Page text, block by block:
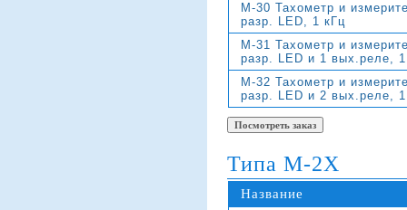
M-30 Тахометр и
разр. LED, 1 кГц
M-31 Тахометр и
разр. LED и 1 вых.реле,
M-32 Тахометр и
разр. LED и 2 вых.реле,
Типа M-2X
Название